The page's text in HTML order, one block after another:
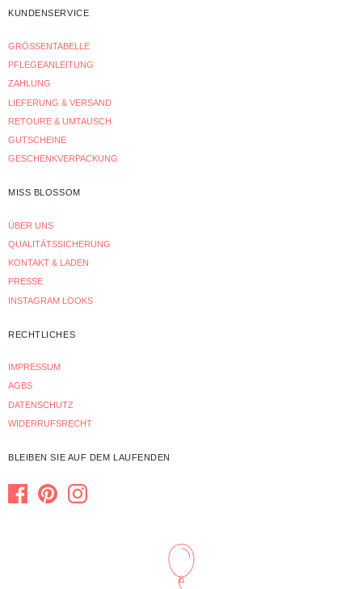
KUNDENSERVICE
GRÖSSENTABELLE
PFLEGEANLEITUNG
ZAHLUNG
LIEFERUNG & VERSAND
RETOURE & UMTAUSCH
GUTSCHEINE
GESCHENKVERPACKUNG
MISS BLOSSOM
ÜBER UNS
QUALITÄTSSICHERUNG
KONTAKT & LADEN
PRESSE
INSTAGRAM LOOKS
RECHTLICHES
IMPRESSUM
AGBS
DATENSCHUTZ
WIDERRUFSRECHT
BLEIBEN SIE AUF DEM LAUFENDEN